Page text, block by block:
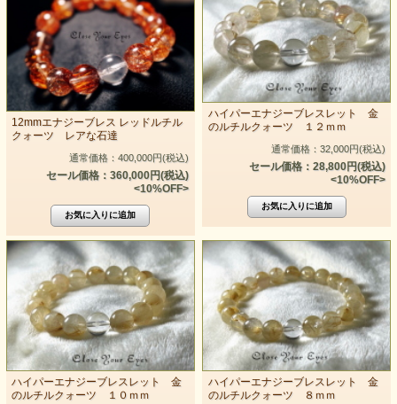
12mmエナジーブレス レッドルチル
クォーツ レアな石達
通常価格：400,000円(税込)
セール価格：360,000円(税込)
<10%OFF>
ハイパーエナジーブレスレット 金
のルチルクォーツ １２ｍｍ
通常価格：32,000円(税込)
セール価格：28,800円(税込)
<10%OFF>
ハイパーエナジーブレスレット 金
のルチルクォーツ １０ｍｍ
ハイパーエナジーブレスレット 金
のルチルクォーツ ８ｍｍ